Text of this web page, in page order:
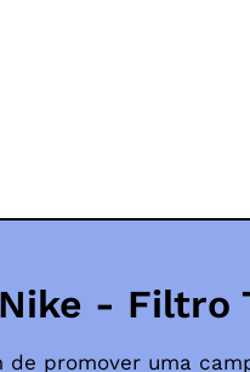
- Filtro
de promover uma